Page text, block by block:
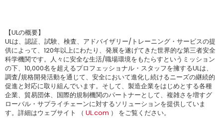
【ULの概要】
ULは、認証、試験、検査、アドバイザリー/トレーニング・サービスの提
供によって、120年以上にわたり、発展を遂げてきた世界的な第三者安全
科学機関です。人々に安全な生活/職場環境をもたらすというミッション
の下、10,000名を超えるプロフェッショナル・スタッフを擁するULは、
調査/規格開発活動を通じて、安全において進化し続けるニーズの継続的
促進と対応に取り組んでいます。そして、製造企業をはじめとする各種
企業、貿易団体、国際的規制機関のパートナーとして、複雑さを増すグ
ローバル・サプライチェーンに対するソリューションを提供していま
す。詳細はウェブサイト （ UL.com ） をご覧ください。